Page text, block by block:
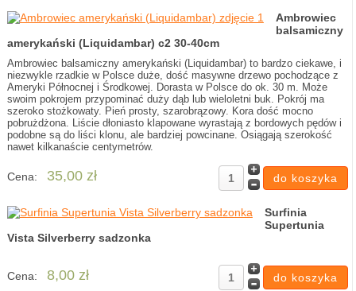
Ambrowiec
balsamiczny
amerykański (Liquidambar) c2 30-40cm
Ambrowiec balsamiczny amerykański (Liquidambar) to bardzo ciekawe, i
niezwykle rzadkie w Polsce duże, dość masywne drzewo pochodzące z
Ameryki Północnej i Środkowej. Dorasta w Polsce do ok. 30 m. Może
swoim pokrojem przypominać duży dąb lub wieloletni buk. Pokrój ma
szeroko stożkowaty. Pień prosty, szarobrązowy. Kora dość mocno
pobrużdżona. Liście dłoniasto klapowane wyrastają z bordowych pędów i
podobne są do liści klonu, ale bardziej powcinane. Osiągają szerokość
nawet kilkanaście centymetrów.
Cena: 35,00 zł
Surfinia
Supertunia
Vista Silverberry sadzonka
Cena: 8,00 zł